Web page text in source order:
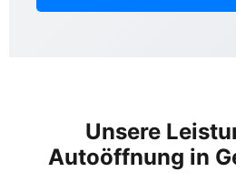
Unsere
Autoöffnung in